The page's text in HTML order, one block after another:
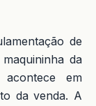
de
da
em
da venda. A